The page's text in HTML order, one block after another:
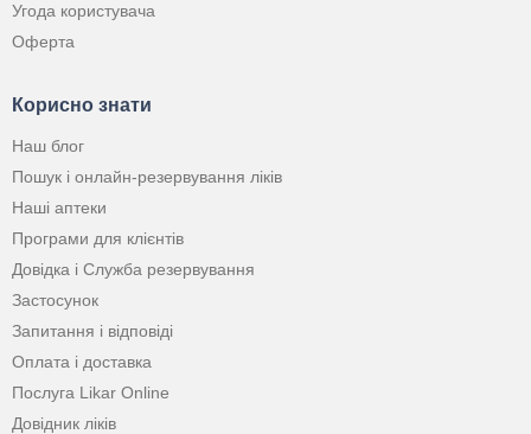
Угода користувача
Оферта
Корисно знати
Наш блог
Пошук і онлайн-резервування ліків
Наші аптеки
Програми для клієнтів
Довідка і Служба резервування
Застосунок
Запитання і відповіді
Оплата і доставка
Послуга Likar Online
Довідник ліків